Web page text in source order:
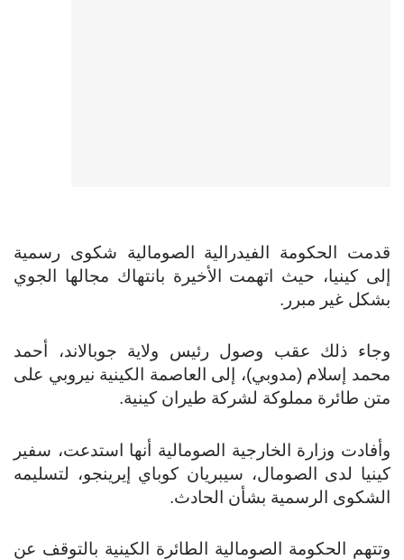
قدمت الحكومة الفيدرالية الصومالية شكوى رسمية
إلى كينيا، حيث اتهمت الأخيرة بانتهاك مجالها الجوي
بشكل غير مبرر.
وجاء ذلك عقب وصول رئيس ولاية جوبالاند، أحمد
محمد إسلام (مدوبي)، إلى العاصمة الكينية نيروبي على
متن طائرة مملوكة لشركة طيران كينية.
وأفادت وزارة الخارجية الصومالية أنها استدعت، سفير
كينيا لدى الصومال، سيبريان كوباي إيرينجو، لتسليمه
الشكوى الرسمية بشأن الحادث.
وتتهم الحكومة الصومالية الطائرة الكينية بالتوقف عن